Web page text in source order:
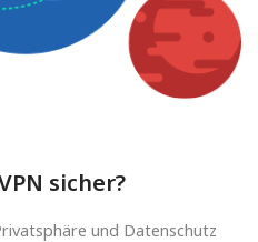
sicher?
und Datenschutz